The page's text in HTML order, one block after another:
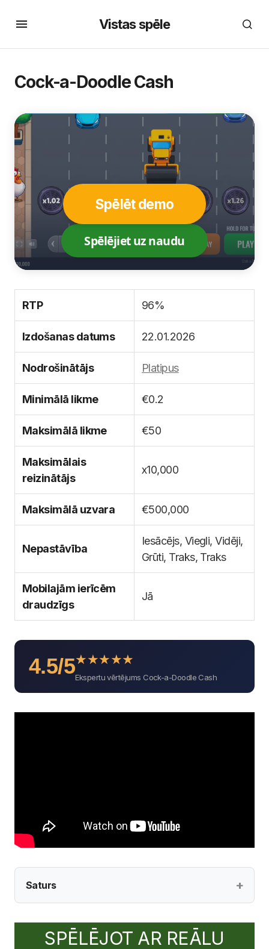
Vistas spēle
Cock-a-Doodle Cash
Spēlēt demo
Spēlējiet uz naudu
RTP 96%
Izdošanas datums 22.01.2026
Nodrošinātājs Platipus
Minimālā likme €0.2
Maksimālā likme €50
Maksimālais
reizinātājs
x10,000
Maksimālā uzvara €500,000
Nepastāvība
Iesācējs, Viegli, Vidēji,
Grūti, Traks, Traks
Mobilajām ierīcēm
draudzīgs
Jā
4.5/5★★★★★
Ekspertu vērtējums Cock-a-Doodle Cash
Saturs
SPĒLĒJOT AR REĀLU